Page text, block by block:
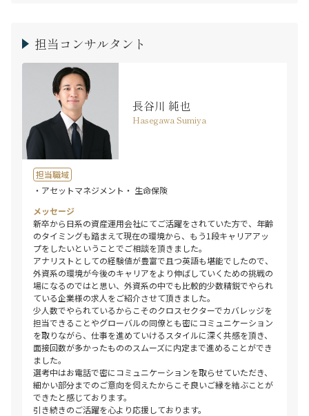
担当コンサルタント
長谷川 純也
Hasegawa Sumiya
担当職域
・アセットマネジメント ・ 生命保険
メッセージ
新卒から日系の資産運用会社にてご活躍をされていた方で、年齢
のタイミングも踏まえて現在の環境から、もう1段キャリアアッ
プをしたいということでご相談を頂きました。
アナリストとしての経験値が豊富で且つ英語も堪能でしたので、
外資系の環境が今後のキャリアをより伸ばしていくための挑戦の
場になるのではと思い、外資系の中でも比較的少数精鋭でやられ
ている企業様の求人をご紹介させて頂きました。
少人数でやられているからこそのクロスセクターでカバレッジを
担当できることやグローバルの同僚とも密にコミュニケーション
を取りながら、仕事を進めていけるスタイルに深く共感を頂き、
面接回数が多かったもののスムーズに内定まで進めることができ
ました。
選考中はお電話で密にコミュニケーションを取らせていただき、
細かい部分までのご意向を伺えたからこそ良いご縁を結ぶことが
できたと感じております。
引き続きのご活躍を心より応援しております。